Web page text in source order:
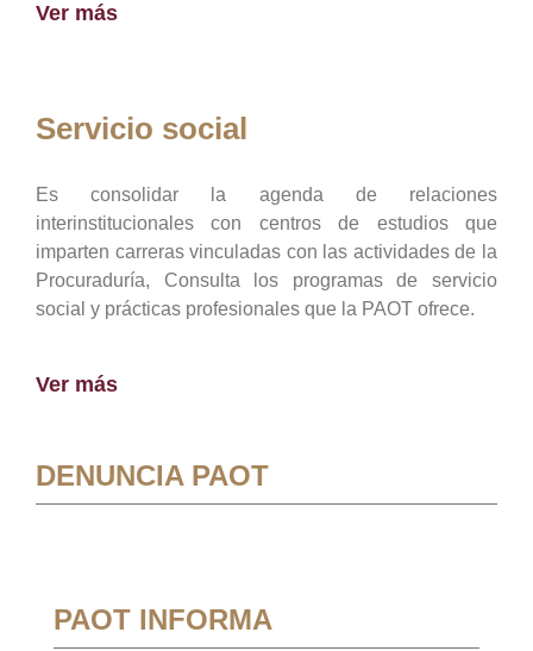
Ver más
Servicio social
Es consolidar la agenda de relaciones
interinstitucionales con centros de estudios que
imparten carreras vinculadas con las actividades de la
Procuraduría, Consulta los programas de servicio
social y prácticas profesionales que la PAOT ofrece.
Ver más
DENUNCIA PAOT
PAOT INFORMA